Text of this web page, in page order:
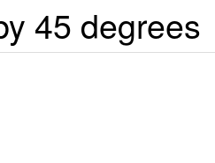
45 degrees